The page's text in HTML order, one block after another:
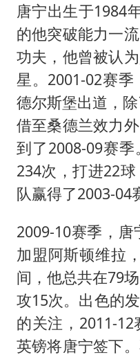
唐宁出生于1984
的他突破能力一
功夫，他曾被认
星。2001-02赛
德尔斯堡出道，
借至桑德兰效力
到了2008-09赛
234次，打进22
队赢得了2003-04
2009-10赛季，
加盟阿斯顿维拉
间，他总共在79
攻15次。出色的
的关注，2011-
英镑将唐宁签下